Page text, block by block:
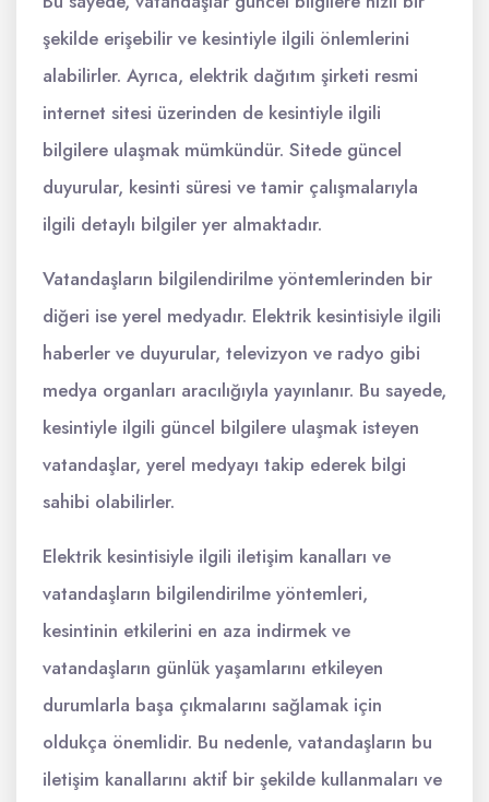
şekilde erişebilir ve kesintiyle ilgili önlemlerini
alabilirler. Ayrıca, elektrik dağıtım şirketi resmi
internet sitesi üzerinden de kesintiyle ilgili
bilgilere ulaşmak mümkündür. Sitede güncel
duyurular, kesinti süresi ve tamir çalışmalarıyla
ilgili detaylı bilgiler yer almaktadır.
Vatandaşların bilgilendirilme yöntemlerinden bir
diğeri ise yerel medyadır. Elektrik kesintisiyle ilgili
haberler ve duyurular, televizyon ve radyo gibi
medya organları aracılığıyla yayınlanır. Bu sayede,
kesintiyle ilgili güncel bilgilere ulaşmak isteyen
vatandaşlar, yerel medyayı takip ederek bilgi
sahibi olabilirler.
Elektrik kesintisiyle ilgili iletişim kanalları ve
vatandaşların bilgilendirilme yöntemleri,
kesintinin etkilerini en aza indirmek ve
vatandaşların günlük yaşamlarını etkileyen
durumlarla başa çıkmalarını sağlamak için
oldukça önemlidir. Bu nedenle, vatandaşların bu
iletişim kanallarını aktif bir şekilde kullanmaları ve